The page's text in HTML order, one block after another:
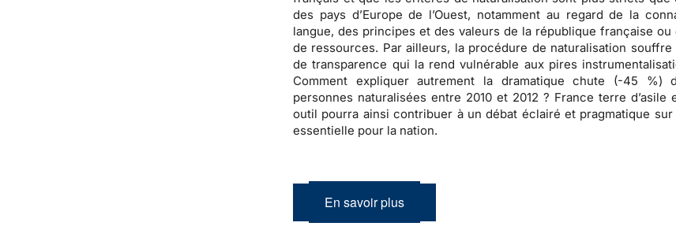
des pays d’Europe de l’Ouest, notamment au regard de la
langue, des principes et des valeurs de la république française ou
de ressources. Par ailleurs, la procédure de naturalisation souffre
de transparence qui la rend vulnérable aux pires
Comment expliquer autrement la dramatique chute (-45 %)
personnes naturalisées entre 2010 et 2012 ? France terre d’asile
outil pourra ainsi contribuer à un débat éclairé et pragmatique
essentielle pour la nation.
En savoir plus